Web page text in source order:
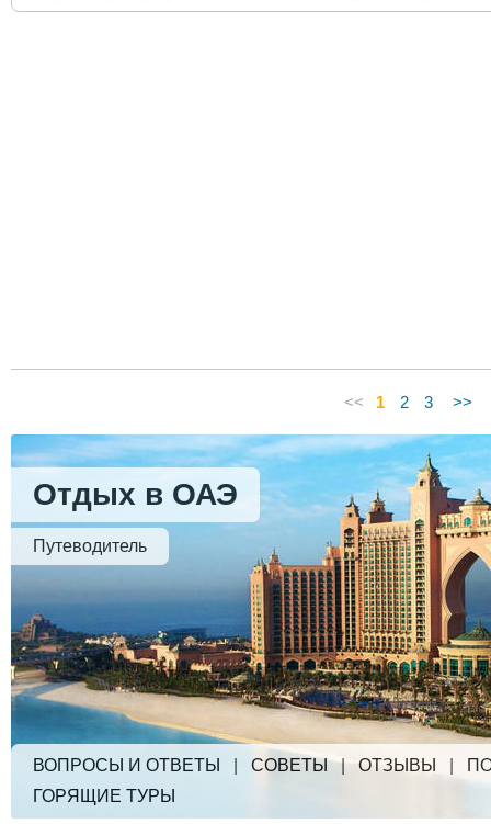
<< 1 2 3 >>
Отдых в ОАЭ
Путеводитель
ВОПРОСЫ И ОТВЕТЫ СОВЕТЫ | ОТЗЫВЫ
ГОРЯЩИЕ ТУРЫ